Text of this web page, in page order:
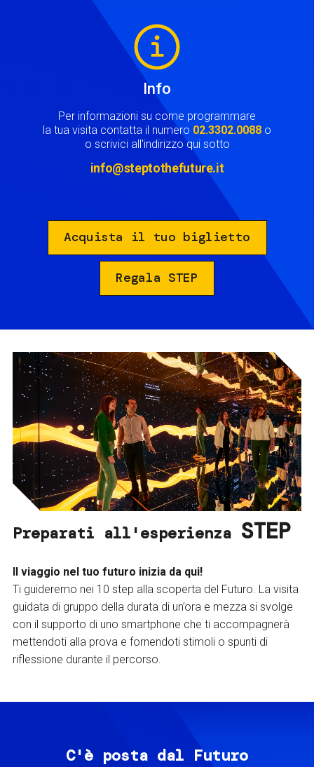
Info
Per informazioni su come programmare
la tua visita contatta il numero 02.3302.0088 o
o scrivici all'indirizzo qui sotto
info@steptothefuture.it
Acquista il tuo biglietto
Regala STEP
Preparati all'esperienza STEP
Il viaggio nel tuo futuro inizia da qui!
Ti guideremo nei 10 step alla scoperta del Futuro. La visita
guidata di gruppo della durata di un’ora e mezza si svolge
con il supporto di uno smartphone che ti accompagnerà
mettendoti alla prova e fornendoti stimoli o spunti di
riflessione durante il percorso.
C'è posta dal Futuro